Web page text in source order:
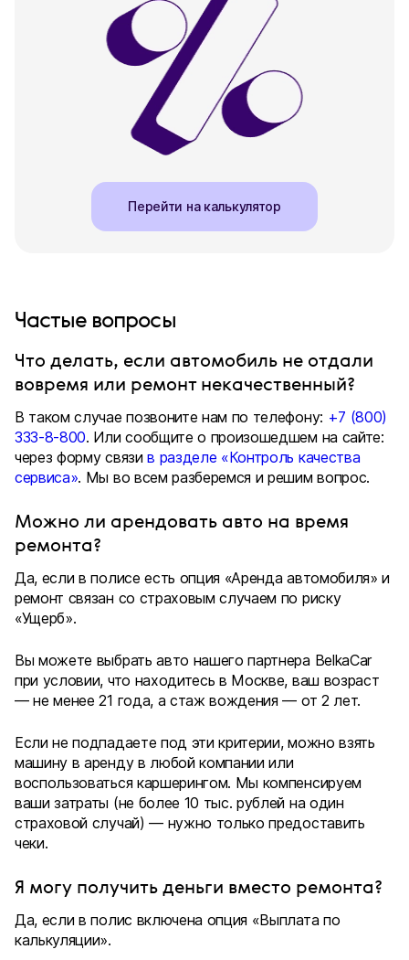
Перейти на калькулятор
Частые вопросы
Что делать, если автомобиль не отдали
вовремя или ремонт некачественный?
В таком случае позвоните нам по телефону: +7 (800)
333-8-800. Или сообщите о произошедшем на сайте:
через форму связив разделе «Контроль качества
сервиса». Мы во всем разберемся и решим вопрос.
Можно ли арендовать авто на время
ремонта?
Да, если в полисе есть опция «Аренда автомобиля» и
ремонт связан со страховым случаем по риску
«Ущерб».
Вы можете выбрать авто нашего партнера BelkaCar
при условии, что находитесь в Москве, ваш возраст
— не менее 21 года, а стаж вождения — от 2 лет.
Если не подпадаете под эти критерии, можно взять
машину в аренду в любой компании или
воспользоваться каршерингом. Мы компенсируем
ваши затраты (не более 10 тыс. рублей на один
страховой случай) — нужно только предоставить
чеки.
Я могу получить деньги вместо ремонта?
Да, если в полис включена опция «Выплата по
калькуляции».